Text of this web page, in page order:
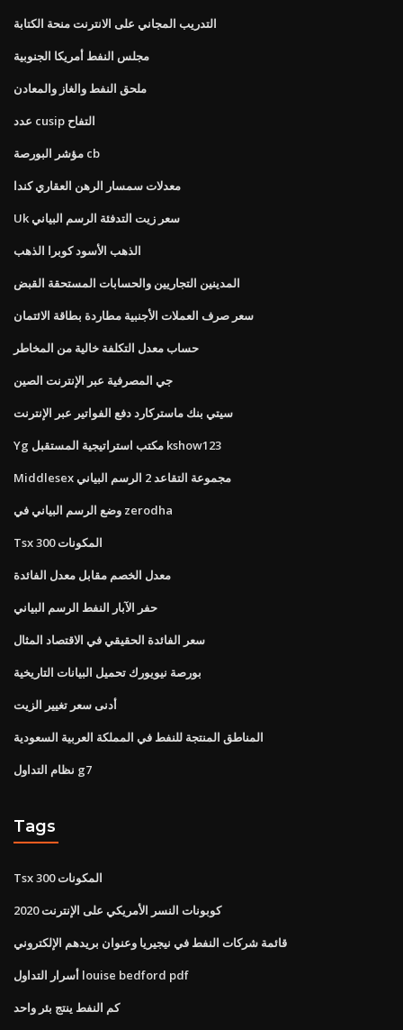
التدريب المجاني على الانترنت منحة الكتابة
مجلس النفط أمريكا الجنوبية
ملحق النفط والغاز والمعادن
عدد cusip التفاح
مؤشر البورصة cb
معدلات سمسار الرهن العقاري كندا
Uk سعر زيت التدفئة الرسم البياني
الذهب الأسود كوبرا الذهب
المدينين التجاريين والحسابات المستحقة القبض
سعر صرف العملات الأجنبية مطاردة بطاقة الائتمان
حساب معدل التكلفة خالية من المخاطر
جي المصرفية عبر الإنترنت الصين
سيتي بنك ماستركارد دفع الفواتير عبر الإنترنت
Yg مكتب استراتيجية المستقبل kshow123
Middlesex مجموعة التقاعد 2 الرسم البياني
وضع الرسم البياني في zerodha
Tsx 300 المكونات
معدل الخصم مقابل معدل الفائدة
حفر الآبار النفط الرسم البياني
سعر الفائدة الحقيقي في الاقتصاد المثال
بورصة نيويورك تحميل البيانات التاريخية
أدنى سعر تغيير الزيت
المناطق المنتجة للنفط في المملكة العربية السعودية
نظام التداول g7
Tags
Tsx 300 المكونات
كوبونات النسر الأمريكي على الإنترنت 2020
قائمة شركات النفط في نيجيريا وعنوان بريدهم الإلكتروني
أسرار التداول louise bedford pdf
كم النفط ينتج بئر واحد